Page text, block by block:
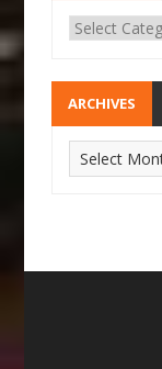
ARCHIVES